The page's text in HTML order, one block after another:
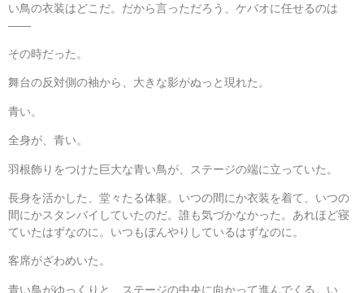
い鳥の衣装はどこだ。だから言っただろう、ケバオに任せるのは
――
その時だった。
舞台の反対側の袖から、大きな影がぬっと現れた。
青い。
全身が、青い。
羽根飾りをつけた巨大な青い鳥が、ステージの端に立っていた。
長身を活かした、堂々たる体躯。いつの間にか衣装を着て、いつの
間にかスタンバイしていたのだ。誰も気づかなかった。あれほど寝
ていたはずなのに。いつもぼんやりしているはずなのに。
客席がざわめいた。
青い鳥がゆっくりと、ステージの中央に向かって進んでくる。い